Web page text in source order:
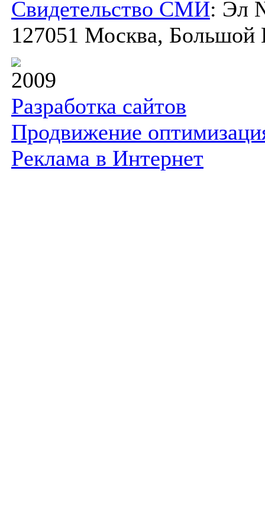
Свидетельство СМИ: Эл
127051 Москва, Большой
2009
Разработка сайтов
Продвижение
Реклама в Интернет